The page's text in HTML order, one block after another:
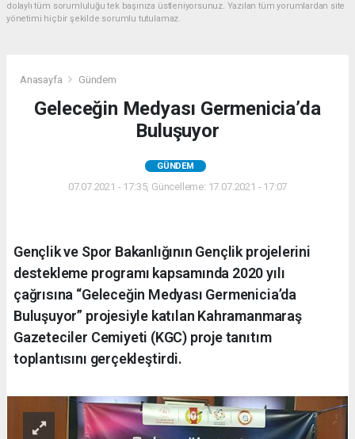
dolaylı tüm sorumluluğu tek başınıza üstleniyorsunuz. Yazılan tüm yorumlardan site
yönetimi hiçbir şekilde sorumlu tutulamaz.
Anasayfa Gündem
Geleceğin Medyası Germenicia’da
Buluşuyor
GÜNDEM
07.07.2021 - 17:35, Güncelleme: 17.07.2021 - 17:07
Gençlik ve Spor Bakanlığının Gençlik projelerini
destekleme programı kapsamında 2020 yılı
çağrısına “Geleceğin Medyası Germenicia’da
Buluşuyor” projesiyle katılan Kahramanmaraş
Gazeteciler Cemiyeti (KGC) proje tanıtım
toplantısını gerçekleştirdi.